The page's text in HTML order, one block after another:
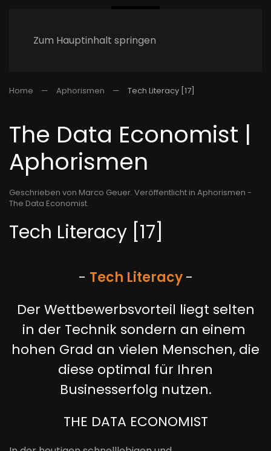
Zum Hauptinhalt springen
Home Aphorismen Tech Literacy [17]
The Data Economist |
Aphorismen
Geschrieben von Marco Geuer. Veröffentlicht in Aphorismen -
The Data Economist.
Tech Literacy [17]
- Tech Literacy -
Der Wettbewerbsvorteil liegt selten
in der Technik sondern an einem
hohen Grad an vielen Menschen, die
diese optimal für Ihren
Businesserfolg nutzen.
THE DATA ECONOMIST